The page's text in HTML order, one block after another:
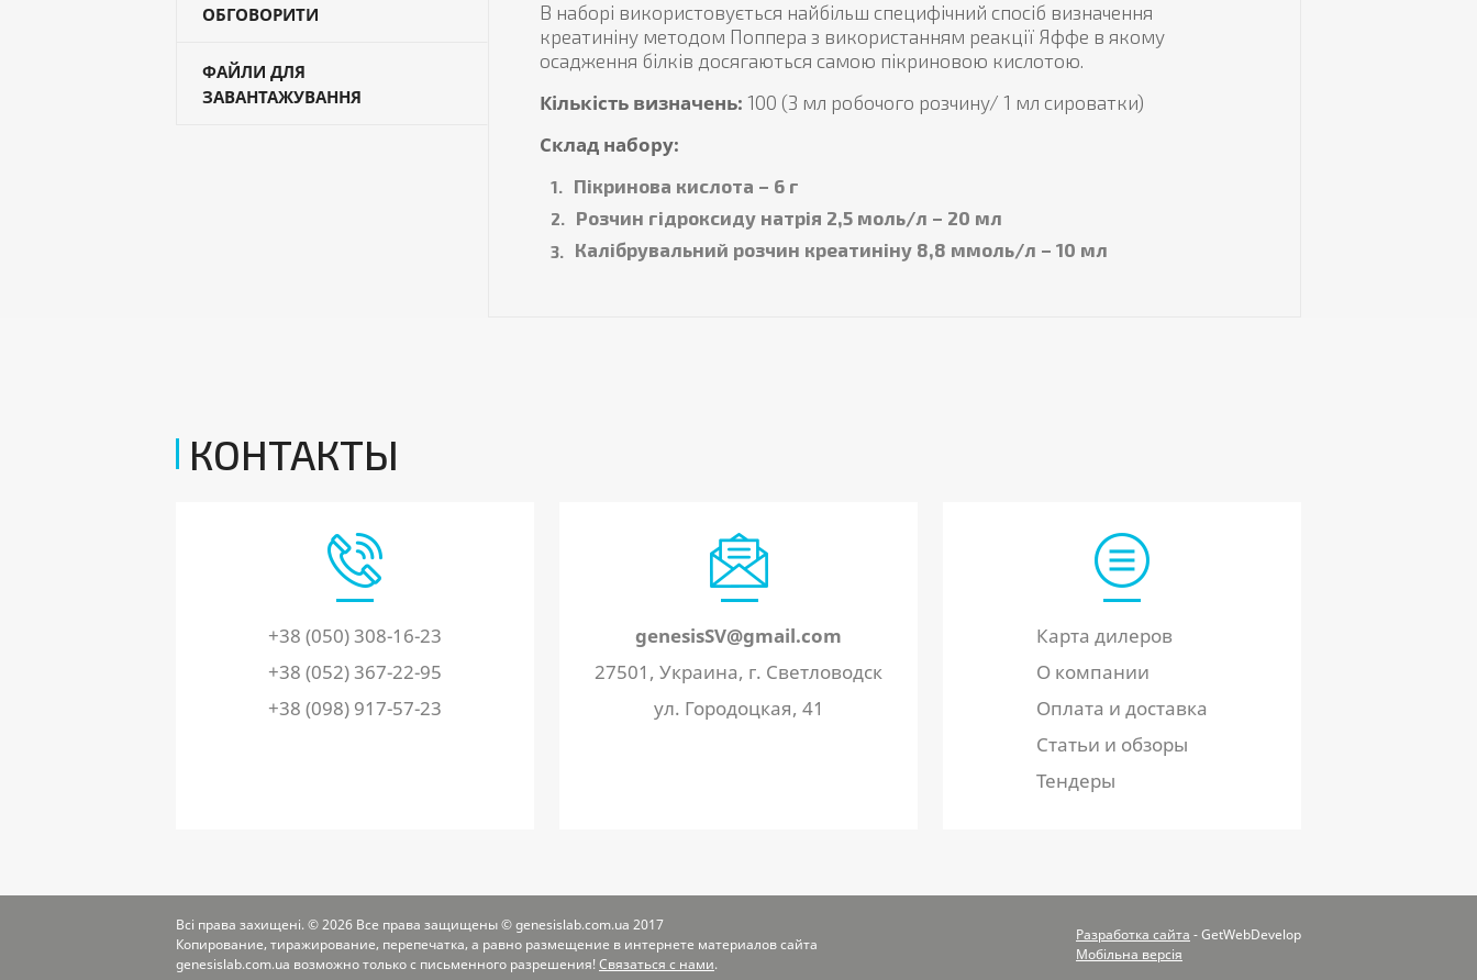
ОБГОВОРИТИ
ФАЙЛИ ДЛЯ
ЗАВАНТАЖУВАННЯ
В наборі використовується найбільш специфічний спосіб визначення
креатиніну методом Поппера з використанням реакції Яффе в якому
осадження білків досягаються самою пікриновою кислотою.
Кількість визначень: 100 (3 мл робочого розчину/ 1 мл сироватки)
Склад набору:
Пікринова кислота – 6 г
Розчин гідроксиду натрія 2,5 моль/л – 20 мл
Калібрувальний розчин креатиніну 8,8 ммоль/л – 10 мл
КОНТАКТЫ
+38 (050) 308-16-23
+38 (052) 367-22-95
+38 (098) 917-57-23
genesisSV@gmail.com
27501, Украина, г. Светловодск
ул. Городоцкая, 41
Карта дилеров
О компании
Оплата и доставка
Статьи и обзоры
Тендеры
Всі права захищені. © 2026 Все права защищены © genesislab.com.ua 2017
Копирование, тиражирование, перепечатка, а равно размещение в интернете материалов сайта
genesislab.com.ua возможно только с письменного разрешения!Связаться с нами.
Разработка сайта - GetWebDevelop
Мобільна версія